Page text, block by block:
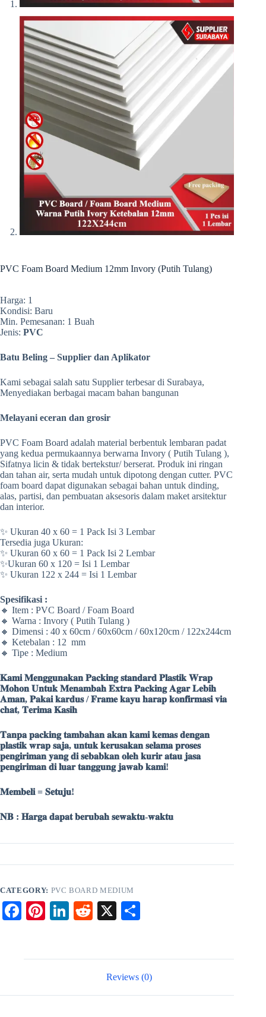
PVC Foam Board Medium 12mm Invory (Putih Tulang)
Harga: 1
Kondisi: Baru
Min. Pemesanan: 1 Buah
Jenis: PVC
Batu Beling – Supplier dan Aplikator
Kami sebagai salah satu Supplier terbesar di Surabaya,
Menyediakan berbagai macam bahan bangunan
Melayani eceran dan grosir
PVC Foam Board adalah material berbentuk lembaran padat
yang kedua permukaannya berwarna Invory ( Putih Tulang ),
Sifatnya licin & tidak bertekstur/ berserat. Produk ini ringan
dan tahan air, serta mudah untuk dipotong dengan cutter. PVC
foam board dapat digunakan sebagai bahan untuk dinding,
alas, partisi, dan pembuatan aksesoris dalam maket arsitektur
dan interior.
✨ Ukuran 40 x 60 = 1 Pack Isi 3 Lembar
Tersedia juga Ukuran:
✨ Ukuran 60 x 60 = 1 Pack Isi 2 Lembar
✨Ukuran 60 x 120 = Isi 1 Lembar
✨ Ukuran 122 x 244 = Isi 1 Lembar
Spesifikasi :
🔸 Item : PVC Board / Foam Board
🔸 Warna : Invory ( Putih Tulang )
🔸 Dimensi : 40 x 60cm / 60x60cm / 60x120cm / 122x244cm
🔸 Ketebalan : 12 mm
🔸 Tipe : Medium
𝐊𝐚𝐦𝐢 𝐌𝐞𝐧𝐠𝐠𝐮𝐧𝐚𝐤𝐚𝐧 𝐏𝐚𝐜𝐤𝐢𝐧𝐠 𝐬𝐭𝐚𝐧𝐝𝐚𝐫𝐝 𝐏𝐥𝐚𝐬𝐭𝐢𝐤 𝐖𝐫𝐚𝐩
𝐌𝐨𝐡𝐨𝐧 𝐔𝐧𝐭𝐮𝐤 𝐌𝐞𝐧𝐚𝐦𝐛𝐚𝐡 𝐄𝐱𝐭𝐫𝐚 𝐏𝐚𝐜𝐤𝐢𝐧𝐠 𝐀𝐠𝐚𝐫 𝐋𝐞𝐛𝐢𝐡
𝐀𝐦𝐚𝐧, 𝐏𝐚𝐤𝐚𝐢 𝐤𝐚𝐫𝐝𝐮𝐬 / 𝐅𝐫𝐚𝐦𝐞 𝐤𝐚𝐲𝐮 𝐡𝐚𝐫𝐚𝐩 𝐤𝐨𝐧𝐟𝐢𝐫𝐦𝐚𝐬𝐢 𝐯𝐢𝐚
𝐜𝐡𝐚𝐭, 𝐓𝐞𝐫𝐢𝐦𝐚 𝐊𝐚𝐬𝐢𝐡
𝐓𝐚𝐧𝐩𝐚 𝐩𝐚𝐜𝐤𝐢𝐧𝐠 𝐭𝐚𝐦𝐛𝐚𝐡𝐚𝐧 𝐚𝐤𝐚𝐧 𝐤𝐚𝐦𝐢 𝐤𝐞𝐦𝐚𝐬 𝐝𝐞𝐧𝐠𝐚𝐧
𝐩𝐥𝐚𝐬𝐭𝐢𝐤 𝐰𝐫𝐚𝐩 𝐬𝐚𝐣𝐚, 𝐮𝐧𝐭𝐮𝐤 𝐤𝐞𝐫𝐮𝐬𝐚𝐤𝐚𝐧 𝐬𝐞𝐥𝐚𝐦𝐚 𝐩𝐫𝐨𝐬𝐞𝐬
𝐩𝐞𝐧𝐠𝐢𝐫𝐢𝐦𝐚𝐧 𝐲𝐚𝐧𝐠 𝐝𝐢 𝐬𝐞𝐛𝐚𝐛𝐤𝐚𝐧 𝐨𝐥𝐞𝐡 𝐤𝐮𝐫𝐢𝐫 𝐚𝐭𝐚𝐮 𝐣𝐚𝐬𝐚
𝐩𝐞𝐧𝐠𝐢𝐫𝐢𝐦𝐚𝐧 𝐝𝐢 𝐥𝐮𝐚𝐫 𝐭𝐚𝐧𝐠𝐠𝐮𝐧𝐠 𝐣𝐚𝐰𝐚𝐛 𝐤𝐚𝐦𝐢!
𝐌𝐞𝐦𝐛𝐞𝐥𝐢 = 𝐒𝐞𝐭𝐮𝐣𝐮!
𝐍𝐁 : 𝐇𝐚𝐫𝐠𝐚 𝐝𝐚𝐩𝐚𝐭 𝐛𝐞𝐫𝐮𝐛𝐚𝐡 𝐬𝐞𝐰𝐚𝐤𝐭𝐮-𝐰𝐚𝐤𝐭𝐮
CATEGORY: PVC BOARD MEDIUM
Fa
Pi
Li
R
X
Reviews (0)